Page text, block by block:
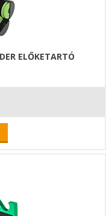
ELŐKETARTÓ